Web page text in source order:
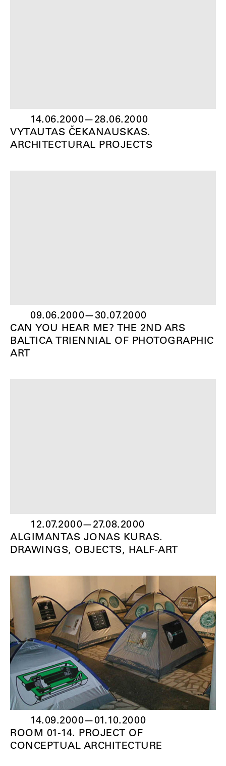
14.06.2000—28.06.2000
VYTAUTAS ČEKANAUSKAS.
ARCHITECTURAL PROJECTS
09.06.2000—30.07.2000
CAN YOU HEAR ME? THE 2ND ARS
BALTICA TRIENNIAL OF PHOTOGRAPHIC
ART
12.07.2000—27.08.2000
ALGIMANTAS JONAS KURAS.
DRAWINGS, OBJECTS, HALF-ART
14.09.2000—01.10.2000
ROOM 01-14. PROJECT OF
CONCEPTUAL ARCHITECTURE